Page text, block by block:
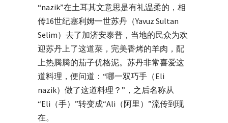
“nazik”在土耳其文意思是有礼温柔的，相
传16世纪塞利姆一世苏丹（Yavuz Sultan
Selim）去了加济安泰普，当地的民众为欢
迎苏丹上了这道菜，完美香烤的羊肉，配
上热腾腾的茄子优格泥。苏丹非常喜爱这
道料理，便问道：“哪一双巧手（Eli
nazik）做了这道料理？”，之后名称从
“Eli（手）”转变成“Ali（阿里）”流传到现
在。